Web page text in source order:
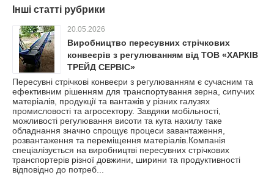
Інші статті рубрики
20.05.2026
Виробництво пересувних стрічкових
конвеєрів з регулюванням від ТОВ «ХАРКІВ
ТРЕЙД СЕРВІС»
Пересувні стрічкові конвеєри з регулюванням є сучасним та
ефективним рішенням для транспортування зерна, сипучих
матеріалів, продукції та вантажів у різних галузях
промисловості та агросектору. Завдяки мобільності,
можливості регулювання висоти та кута нахилу таке
обладнання значно спрощує процеси завантаження,
розвантаження та переміщення матеріалів.Компанія
спеціалізується на виробництві пересувних стрічкових
транспортерів різної довжини, ширини та продуктивності
відповідно до потреб...